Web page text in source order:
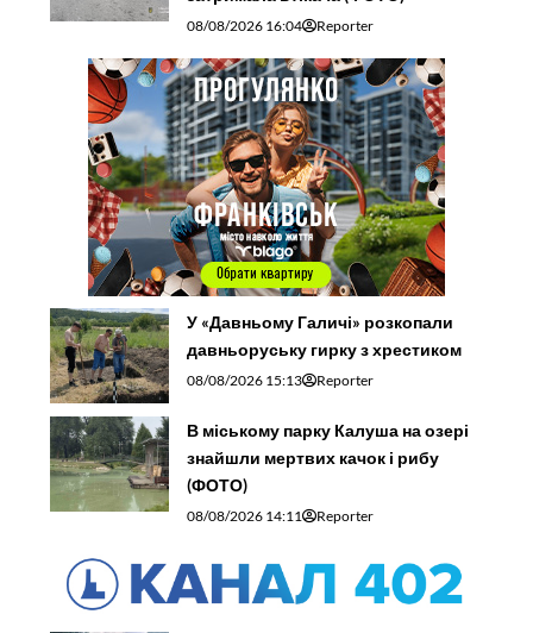
08/08/2026 16:04 Reporter
У «Давньому Галичі» розкопали
давньоруську гирку з хрестиком
08/08/2026 15:13 Reporter
В міському парку Калуша на озері
знайшли мертвих качок і рибу
(ФОТО)
08/08/2026 14:11 Reporter